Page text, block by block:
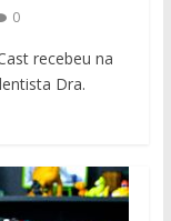
0
recebeu na
Dra.